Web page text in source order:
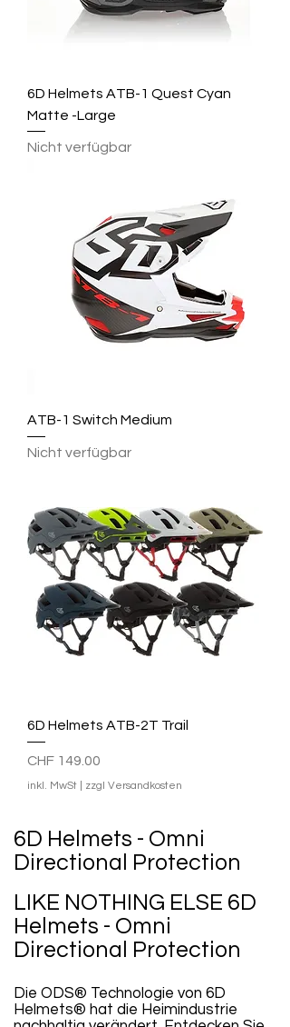
6D Helmets ATB-1 Quest Cyan
Matte -Large
Nicht verfügbar
ATB-1 Switch Medium
Nicht verfügbar
6D Helmets ATB-2T Trail
Preis
CHF 149.00
inkl. MwSt zzgl Versandkosten
6D Helmets - Omni
Directional Protection
LIKE NOTHING ELSE 6D
Helmets - Omni
Directional Protection
Die ODS® Technologie von 6D
Helmets® hat die Heimindustrie